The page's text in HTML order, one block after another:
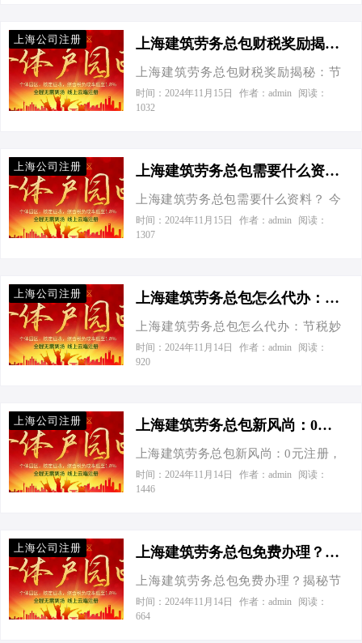
以大幅降…
就了城市的繁华，而在这背后，是无
数建筑企业紧锣密鼓的施工与财政压
力下的微妙平衡。今天，让我们以轻
松幽默的笔触，结合官方数据，为您
畅。 一…
节税的秘诀啊？”我一听，乐了，这不
聊聊上海建筑劳务总包如何通过核定
征收，实现智慧节税，让企业利润最
励小微企业发展，简化税收征管流程
的一种政策。简单来说，就是不考虑
你的实际成本和费用，直接按收入的
一定比例来征税。这种方式对于账务
果一目了然 咱…
上海公司注册 上海建筑劳务总包财税奖励揭秘：节税百万不是梦！-上海建筑劳务总包财税奖励
上海建筑劳务总包财税奖励揭秘：节
税百万不是梦！ 今天接到一个老板电
话，一开口就直入主题：“听说上海那
乐了，这可得好好聊聊，毕竟谁跟省
奖励”。官方数据显示，近年来上海为
了鼓励建筑行业发展，推出了一系列
得税等多个方面，旨在减轻企业负
担，促进行业繁荣。 举个例子，假设
某建筑劳务总包企业年营业额为1亿
元，按照正常税率计算，其应缴纳的
家企业的实际税…
时间：2024年11月15日 作者：admin
阅读：
1032
上海公司注册 上海建筑劳务总包需要什么资料？-上海建筑劳务总包需要什么资料
上海建筑劳务总包需要什么资料？ 今
天接到一个老板电话，张总的声音透
过听筒传来，带着一丝急切：“喂，李
司，您看我这都需要准备点啥资料
人了，咱们一步步来，保证让您这公
司注册得既快又稳。” 工商注册是踏入
资本（虽然现在实行认缴制，但合理
设定更显实力哦）、经营范围（明确
写明建筑劳务分包等）、股东信息
（身份证复印件、出资比例等）、租
——法人代表…
时间：2024年11月15日 作者：admin
阅读：
1307
上海公司注册 上海建筑劳务总包怎么代办：节税妙招大揭秘！-上海建筑劳务总包怎么代办
上海建筑劳务总包怎么代办：节税妙
招大揭秘！ 今天接到一个老板电话，
张总的声音透过听筒传来，带着几分
吗？还有啊，听说你对节税挺有一
乐了，这不正是我的拿手好戏吗？于
是，咱们的故事就从这开始了。 第一
儿。咱们讲的是策略，是合规的前提
下，怎么合理利用政策，让钱包更
鼓。就拿建筑行业来说，税负不轻
啊，但别怕，办法总比困难多。 第二
时间：2024年11月14日 作者：admin
阅读：
920
上海公司注册 上海建筑劳务总包新风尚：0元注册，节税有道，爱税宝助力企业轻装上阵！-上海建筑劳务总包需要到场吗？
上海建筑劳务总包新风尚：0元注册，
节税有道，爱税宝助力企业轻装上
阵！ GDP增长的列车头也不回地向前
个让众多老板心生忐忑的问题悄然浮
亲自披挂上阵吗？今天，就让我们以
一位老板的来电为引子，深入探讨这
时间：2024年11月14日 作者：admin
阅读：
1446
上海公司注册 上海建筑劳务总包免费办理？揭秘节税新策略！-上海建筑劳务总包免费办理吗？
上海建筑劳务总包免费办理？揭秘节
税新策略！ 今天接到一个老板电话，
张总显得既兴奋又困惑：“听说在上
时间：2024年11月14日 作者：admin
阅读：
664